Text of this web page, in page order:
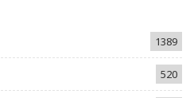
1389
520